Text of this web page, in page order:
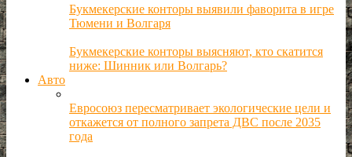
Букмекерские конторы выявили фаворита в игре
Тюмени и Волгаря
Букмекерские конторы выясняют, кто скатится
ниже: Шинник или Волгарь?
Авто
Евросоюз пересматривает экологические цели и
откажется от полного запрета ДВС после 2035
года